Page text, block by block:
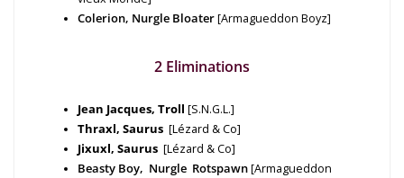
Colerion, Nurgle Bloater[Armagueddon Boyz]
2 Eliminations
Jean Jacques, Troll [S.N.G.L.]
Thraxl, Saurus [Lézard & Co]
Jixuxl, Saurus [Lézard & Co]
Beasty Boy, Nurgle Rotspawn[Armagueddon